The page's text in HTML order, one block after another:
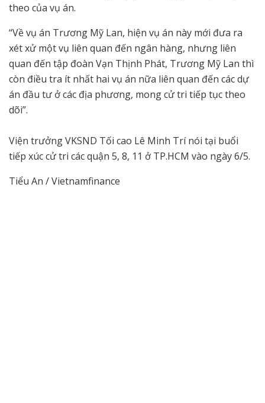
theo của vụ án.
“Về vụ án Trương Mỹ Lan, hiện vụ án này mới đưa ra
xét xử một vụ liên quan đến ngân hàng, nhưng liên
quan đến tập đoàn Vạn Thịnh Phát, Trương Mỹ Lan thì
còn điều tra ít nhất hai vụ án nữa liên quan đến các dự
án đầu tư ở các địa phương, mong cử tri tiếp tục theo
dõi”.
Viện trưởng VKSND Tối cao Lê Minh Trí nói tại buổi
tiếp xúc cử tri các quận 5, 8, 11 ở TP.HCM vào ngày 6/5.
Tiểu An / Vietnamfinance